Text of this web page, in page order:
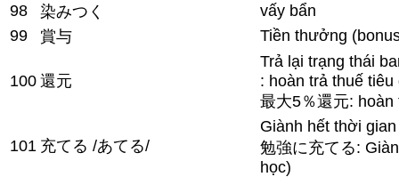
98
染みつく
vấy bẩn
99
賞与 Tiền thưởng
100 還元
Trả lại trạng thái
: hoàn trả thuế tiêu
最大5％還元: hoàn
101 充てる /あてる/
Giành hết thời
勉強に充てる:
học)